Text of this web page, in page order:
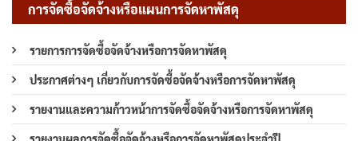
การจัดซื้อจัดจ้างหรือแผนการจัดหาพัสดุ
รายการการจัดซื้อจัดจ้างหรือการจัดหาพัสดุ
ประกาศต่างๆ เกี่ยวกับการจัดซื้อจัดจ้างหรือการจัดหาพัสดุ
รายงานและความก้าวหน้าการจัดซื้อจัดจ้างหรือการจัดหาพัสดุ